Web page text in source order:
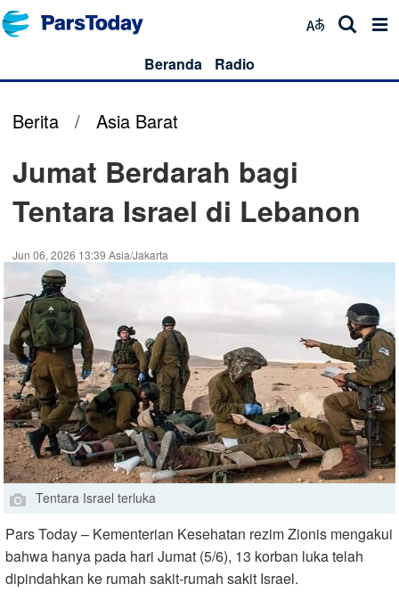
Beranda Radio
Berita / Asia Barat
Jumat Berdarah bagi
Tentara Israel di Lebanon
Jun 06, 2026 13:39 Asia/Jakarta
Tentara Israel terluka
Pars Today – Kementerian Kesehatan rezim Zionis mengakui
bahwa hanya pada hari Jumat (5/6), 13 korban luka telah
dipindahkan ke rumah sakit-rumah sakit Israel.